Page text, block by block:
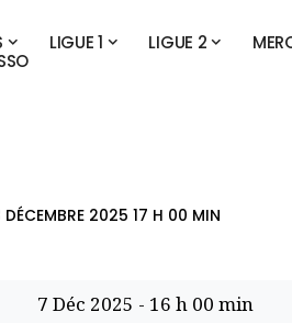
LIGUE 1 LIGUE 2
DÉCEMBRE 2025 17 H 00 MIN
7 Déc 2025 - 16 h 00 min